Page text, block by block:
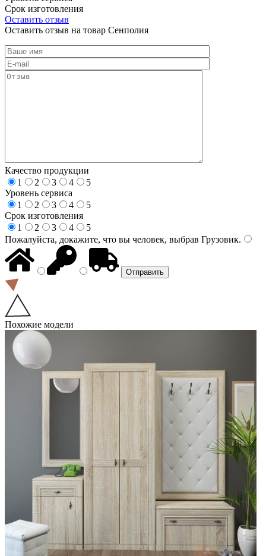
Срок изготовления
Оставить отзыв
Оставить отзыв на товар Сенполия
Качество продукции
1
2 3 4
5
Уровень сервиса
1
2 3 4
5
Срок изготовления
1
2 3 4
5
Пожалуйста, докажите, что вы человек, выбрав Грузовик.
Похожие модели